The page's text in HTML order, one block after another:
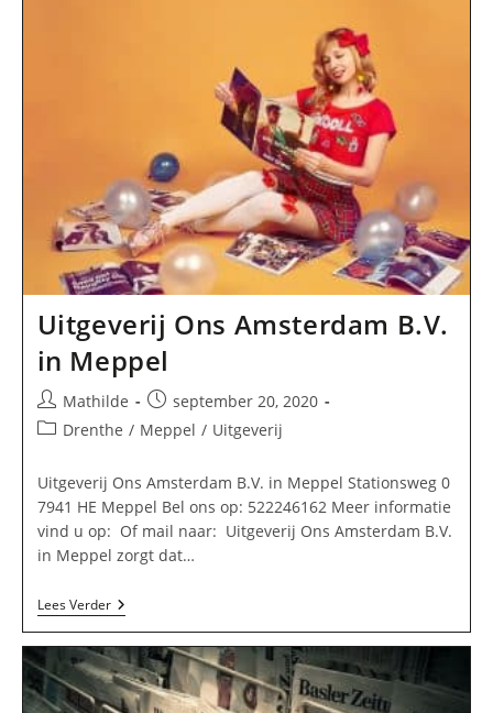
Uitgeverij Ons Amsterdam B.V.
in Meppel
Bericht
auteur:
Mathilde
Bericht
gepubliceerd
op:
september 20, 2020
Berichtcategorie:
Drenthe / Meppel / Uitgeverij
Uitgeverij Ons Amsterdam B.V. in Meppel Stationsweg 0
7941 HE Meppel Bel ons op: 522246162 Meer informatie
vind u op: Of mail naar: Uitgeverij Ons Amsterdam B.V.
in Meppel zorgt dat…
Lees VerderUitgeverij
Ons
Amsterdam
B.V.
In
Meppel